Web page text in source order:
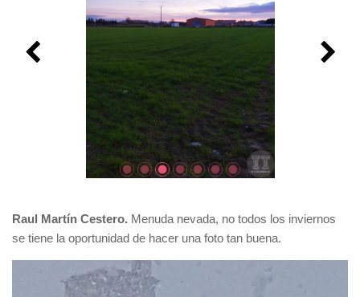
Raul Martín Cestero. Menuda nevada, no todos los inviernos
se tiene la oportunidad de hacer una foto tan buena.